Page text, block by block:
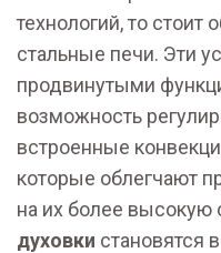
технологий, то стоит
стальные печи. Эти
продвинутыми
возможность
встроенные
которые облегчают
на их более высокую
духовки становятся